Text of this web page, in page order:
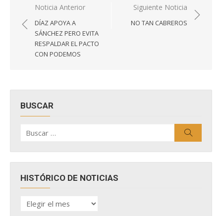
Navegación
de
entradas
Noticia Anterior
DÍAZ APOYA A
SÁNCHEZ PERO EVITA
RESPALDAR EL PACTO
CON PODEMOS
Siguiente Noticia
NO TAN CABREROS
BUSCAR
por:
HISTÓRICO DE NOTICIAS
HISTÓRICO
DE